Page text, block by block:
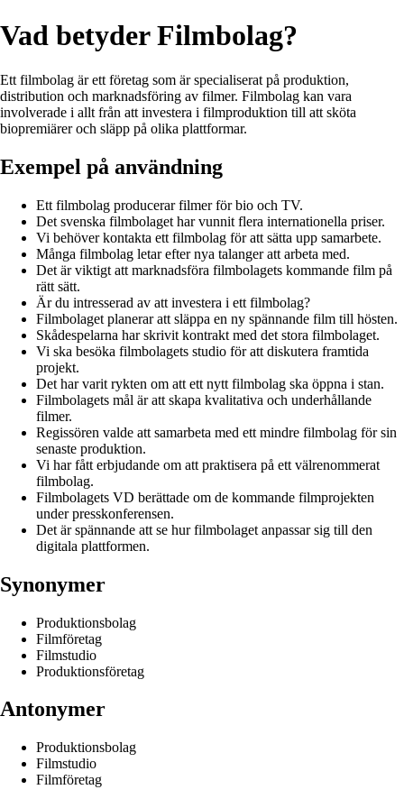
Vad betyder Filmbolag?
Ett filmbolag är ett företag som är specialiserat på produktion,
distribution och marknadsföring av filmer. Filmbolag kan vara
involverade i allt från att investera i filmproduktion till att sköta
biopremiärer och släpp på olika plattformar.
Exempel på användning
Ett filmbolag producerar filmer för bio och TV.
Det svenska filmbolaget har vunnit flera internationella priser.
Vi behöver kontakta ett filmbolag för att sätta upp samarbete.
Många filmbolag letar efter nya talanger att arbeta med.
Det är viktigt att marknadsföra filmbolagets kommande film på
rätt sätt.
Är du intresserad av att investera i ett filmbolag?
Filmbolaget planerar att släppa en ny spännande film till hösten.
Skådespelarna har skrivit kontrakt med det stora filmbolaget.
Vi ska besöka filmbolagets studio för att diskutera framtida
projekt.
Det har varit rykten om att ett nytt filmbolag ska öppna i stan.
Filmbolagets mål är att skapa kvalitativa och underhållande
filmer.
Regissören valde att samarbeta med ett mindre filmbolag för sin
senaste produktion.
Vi har fått erbjudande om att praktisera på ett välrenommerat
filmbolag.
Filmbolagets VD berättade om de kommande filmprojekten
under presskonferensen.
Det är spännande att se hur filmbolaget anpassar sig till den
digitala plattformen.
Synonymer
Produktionsbolag
Filmföretag
Filmstudio
Produktionsföretag
Antonymer
Produktionsbolag
Filmstudio
Filmföretag